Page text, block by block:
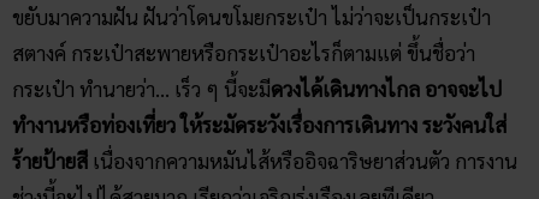
ขยับมาความฝัน ฝันว่าโดนขโมยกระเป๋า ไม่ว่าจะเป็นกระเป๋า
สตางค์ กระเป๋าสะพายหรือกระเป๋าอะไรก็ตามแต่ ขึ้นชื่อว่า
กระเป๋า ทำนายว่า… เร็ว ๆ นี้จะมีดวงได้เดินทางไกล อาจจะไป
ทำงานหรือท่องเที่ยว ให้ระมัดระวังเรื่องการเดินทาง ระวังคนใส่
ร้ายป้ายสี เนื่องจากความหมันไส้หรืออิจฉาริษยาส่วนตัว การงาน